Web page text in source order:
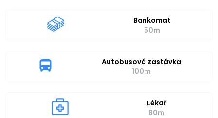
Bankomat
50m
Autobusová zastávka
100m
Lékař
80m